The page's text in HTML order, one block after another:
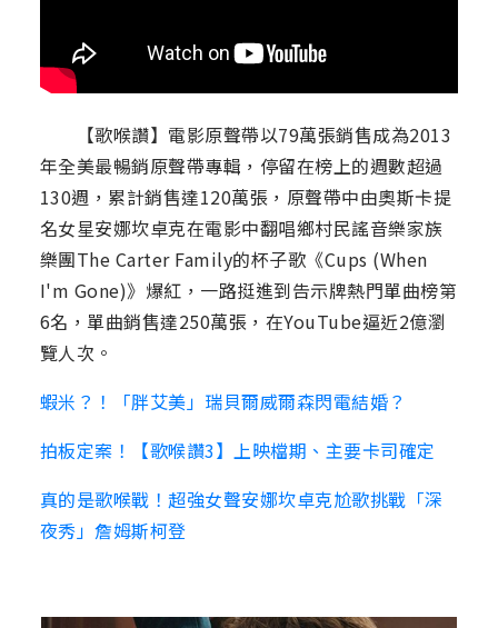
【歌喉讚】電影原聲帶以79萬張銷售成為2013
年全美最暢銷原聲帶專輯，停留在榜上的週數超過
130週，累計銷售達120萬張，原聲帶中由奧斯卡提
名女星安娜坎卓克在電影中翻唱鄉村民謠音樂家族
樂團The Carter Family的杯子歌《Cups (When
I'm Gone)》爆紅，一路挺進到告示牌熱門單曲榜第
6名，單曲銷售達250萬張，在YouTube逼近2億瀏
覽人次。
蝦米？！「胖艾美」瑞貝爾威爾森閃電結婚？
拍板定案！【歌喉讚3】上映檔期、主要卡司確定
真的是歌喉戰！超強女聲安娜坎卓克尬歌挑戰「深
夜秀」詹姆斯柯登